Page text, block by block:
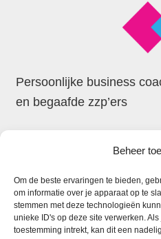
Beheer
Om de beste ervaringen te bieden,
om informatie over je apparaat op te
stemmen met deze technologieën
unieke ID's op deze site verwerken.
toestemming intrekt, kan dit een
Persoonlijke business
en begaafde zzp’ers